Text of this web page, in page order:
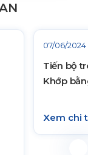
07/06/2024
Tiến bộ
Khớp
Xem chi